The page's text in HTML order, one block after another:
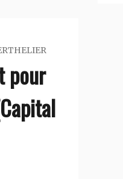
pour